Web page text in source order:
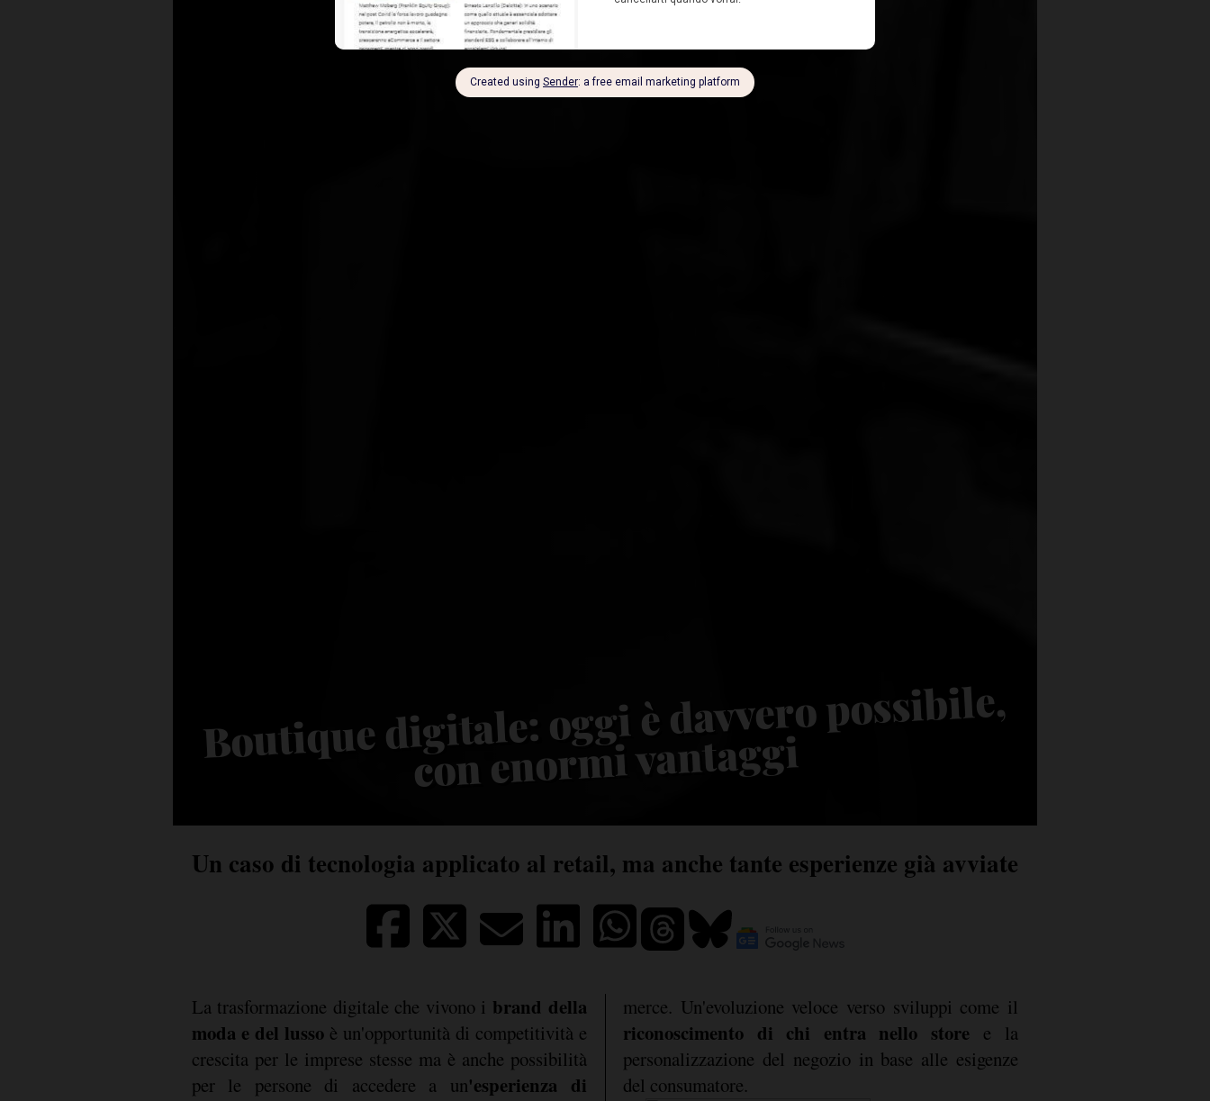
Boutique digitale: oggi è davvero possibile,
con enor
mi vantaggi
Un caso di tecnologia applicato al retail, ma anche tante esperienze già avviate
La trasformazione digitale che vivono i brand della
moda e del lusso è un'opportunità di competitività e
crescita per le imprese stesse ma è anche possibilità
per le persone di accedere a un'esperienza di
merce. Un'evoluzione veloce verso sviluppi come il
riconoscimento di chi entra nello store e la
personalizzazione del negozio in base alle esigenze
del consumatore.